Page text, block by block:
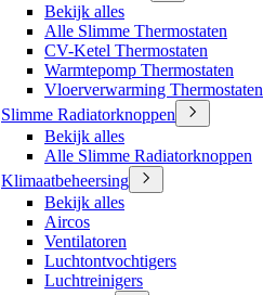
Bekijk alles
Alle Slimme Thermostaten
CV-Ketel Thermostaten
Warmtepomp Thermostaten
Vloerverwarming Thermostaten
Slimme Radiatorknoppen
Bekijk alles
Alle Slimme Radiatorknoppen
Klimaatbeheersing
Bekijk alles
Aircos
Ventilatoren
Luchtontvochtigers
Luchtreinigers